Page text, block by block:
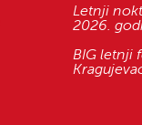
Letnji
2026.
BIG letnji